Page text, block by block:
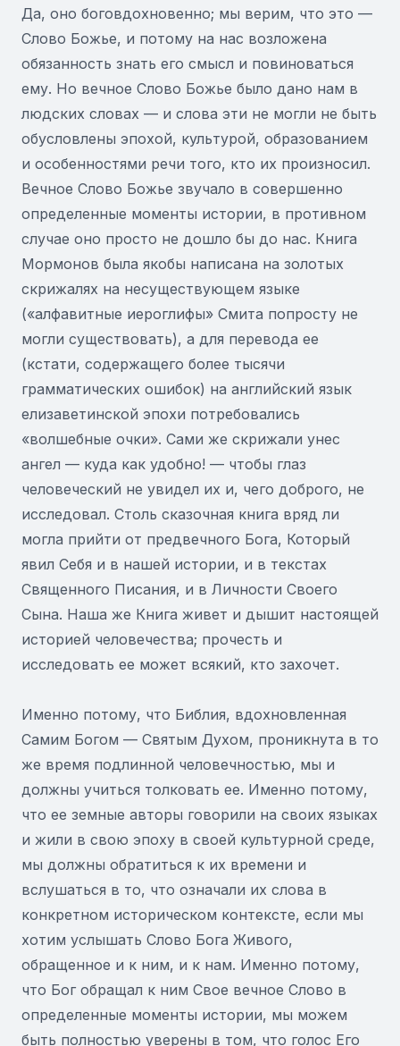
Да, оно боговдохновенно; мы верим, что это —
Слово Божье, и потому на нас возложена
обязанность знать его смысл и повиноваться
ему. Но вечное Слово Божье было дано нам в
людских словах — и слова эти не могли не быть
обусловлены эпохой, культурой, образованием
и особенностями речи того, кто их произносил.
Вечное Слово Божье звучало в совершенно
определенные моменты истории, в противном
случае оно просто не дошло бы до нас. Книга
Мормонов была якобы написана на золотых
скрижалях на несуществующем языке
(«алфавитные иероглифы» Смита попросту не
могли существовать), а для перевода ее
(кстати, содержащего более тысячи
грамматических ошибок) на английский язык
елизаветинской эпохи потребовались
«волшебные очки». Сами же скрижали унес
ангел — куда как удобно! — чтобы глаз
человеческий не увидел их и, чего доброго, не
исследовал. Столь сказочная книга вряд ли
могла прийти от предвечного Бога, Который
явил Себя и в нашей истории, и в текстах
Священного Писания, и в Личности Своего
Сына. Наша же Книга живет и дышит настоящей
историей человечества; прочесть и
исследовать ее может всякий, кто захочет.
Именно потому, что Библия, вдохновленная
Самим Богом — Святым Духом, проникнута в то
же время подлинной человечностью, мы и
должны учиться толковать ее. Именно потому,
что ее земные авторы говорили на своих языках
и жили в свою эпоху в своей культурной среде,
мы должны обратиться к их времени и
вслушаться в то, что означали их слова в
конкретном историческом контексте, если мы
хотим услышать Слово Бога Живого,
обращенное и к ним, и к нам. Именно потому,
что Бог обращал к ним Свое вечное Слово в
определенные моменты истории, мы можем
быть полностью уверены в том, что голос Его